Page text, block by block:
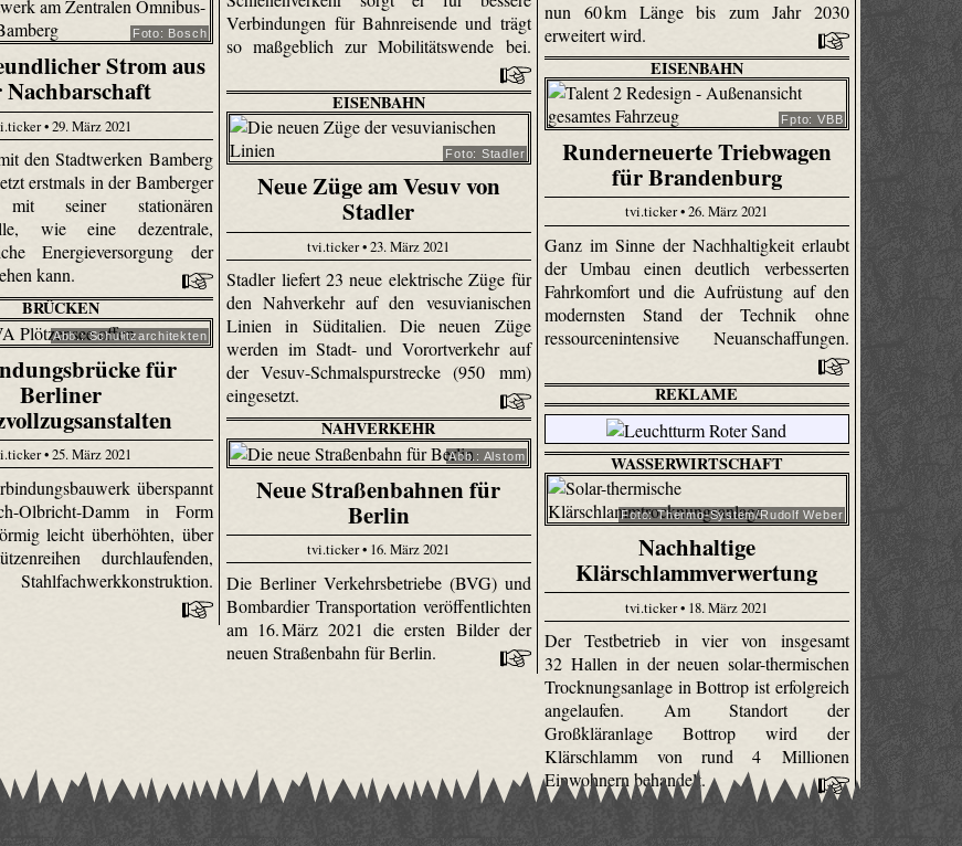
Verbindungen für Bahnreisende und trägt
so maßgeblich zur Mobilitätswende bei.
nun 60 km Länge bis zum Jahr 2030
erweitert wird.
Foto: Bosch
Strom aus
Nachbarschaft
• 29. März 2021
den Stadtwerken Bamberg
erstmals in der Bamberger
mit seiner stationären
wie eine dezentrale,
Energieversorgung der
kann.
EISENBAHN
Fpto: VBB
Runderneuerte Triebwagen
für Brandenburg
tvi.ticker • 26. März 2021
Ganz im Sinne der Nachhaltigkeit erlaubt
der Umbau einen deutlich verbesserten
Fahrkomfort und die Aufrüstung auf den
modernsten Stand der Technik ohne
ressourcenintensive Neuanschaffungen.
EISENBAHN
Foto: Stadler
Neue Züge am Vesuv von
Stadler
tvi.ticker • 23. März 2021
Stadler liefert 23 neue elektrische Züge für
den Nahverkehr auf den vesuvianischen
Linien in Süditalien. Die neuen Züge
werden im Stadt- und Vorortverkehr auf
der Vesuv-Schmalspurstrecke (950 mm)
eingesetzt.
BRÜCKEN
Abb.: Schulitzarchitekten
für
Berliner
• 25. März 2021
überspannt
Olbricht-Damm in Form
leicht überhöhten, über
durchlaufenden,
REKLAME
WASSERWIRTSCHAFT
Foto: Thermo-System/Rudolf Weber
Nachhaltige
Klärschlammverwertung
tvi.ticker • 18. März 2021
Der Testbetrieb in vier von insgesamt
32 Hallen in der neuen solar-thermischen
Trocknungsanlage in Bottrop ist erfolgreich
angelaufen. Am Standort der
Großkläranlage Bottrop wird der
Klärschlamm von rund 4 Millionen
Einwohnern behandelt.
NAHVERKEHR
Abb.: Alstom
Neue Straßenbahnen für
Berlin
tvi.ticker • 16. März 2021
Die Berliner Verkehrsbetriebe (BVG) und
Bombardier Transportation veröffentlichten
am 16. März 2021 die ersten Bilder der
neuen Straßenbahn für Berlin.